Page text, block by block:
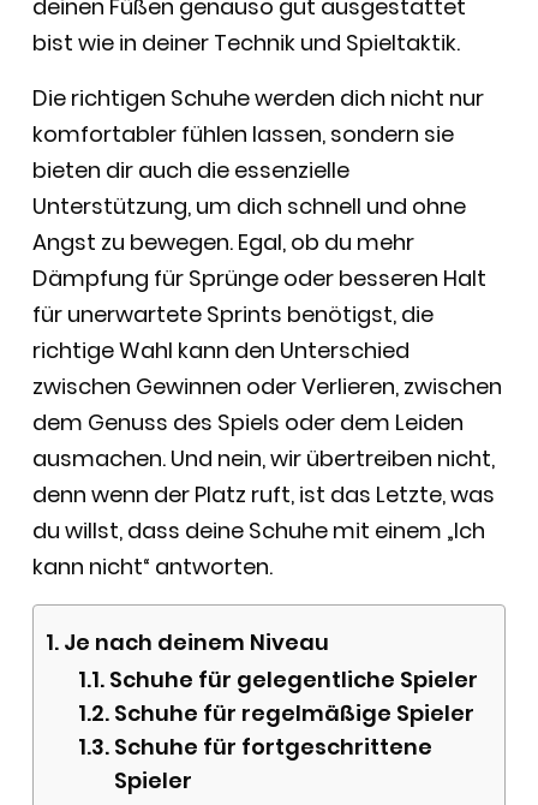
deinen Füßen genauso gut ausgestattet
bist wie in deiner Technik und Spieltaktik.
Die richtigen Schuhe werden dich nicht nur
komfortabler fühlen lassen, sondern sie
bieten dir auch die essenzielle
Unterstützung, um dich schnell und ohne
Angst zu bewegen. Egal, ob du mehr
Dämpfung für Sprünge oder besseren Halt
für unerwartete Sprints benötigst, die
richtige Wahl kann den Unterschied
zwischen Gewinnen oder Verlieren, zwischen
dem Genuss des Spiels oder dem Leiden
ausmachen. Und nein, wir übertreiben nicht,
denn wenn der Platz ruft, ist das Letzte, was
du willst, dass deine Schuhe mit einem „Ich
kann nicht“ antworten.
Je nach deinem Niveau
Schuhe für gelegentliche Spieler
Schuhe für regelmäßige Spieler
Schuhe für fortgeschrittene
Spieler